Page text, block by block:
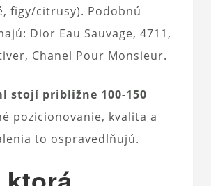
figy/citrusy). Podobnú
Dior Eau Sauvage, 4711,
Chanel Pour Monsieur.
stojí približne 100-150
pozicionovanie, kvalita a
to ospravedlňujú.